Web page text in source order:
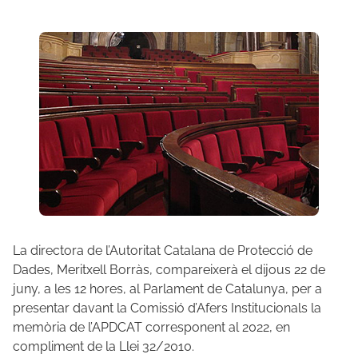
La directora de l’Autoritat Catalana de Protecció de
Dades, Meritxell Borràs, compareixerà el dijous 22 de
juny, a les 12 hores, al Parlament de Catalunya, per a
presentar davant la Comissió d’Afers Institucionals la
memòria de l’APDCAT corresponent al 2022, en
compliment de la Llei 32/2010.